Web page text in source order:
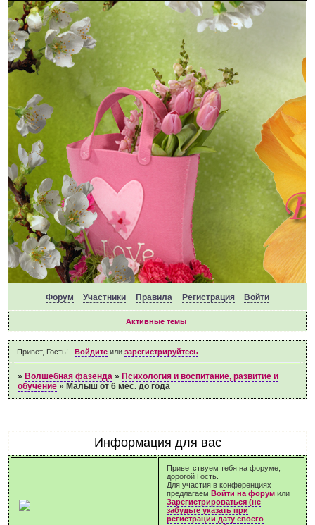
Форум Участники Правила Регистрация Войти
Активные темы
Привет, Гость! Войдитеили зарегистрируйтесь.
» Волшебная фазенда » Психология и воспитание, развитие и
обучение » Малыш от 6 мес. до года
Информация для вас
Приветствуем тебя на форуме,
дорогой Гость.
Для участия в конференциях
предлагаемВойти на форум или
Зарегистрироваться (не
забудьте указать при
регистрации дату своего